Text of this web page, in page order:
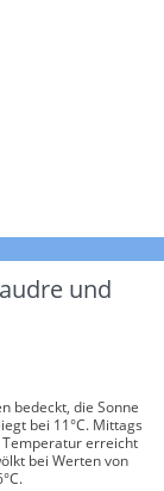
und
bedeckt, die Sonne
bei 11°C. Mittags
Temperatur erreicht
bei Werten von